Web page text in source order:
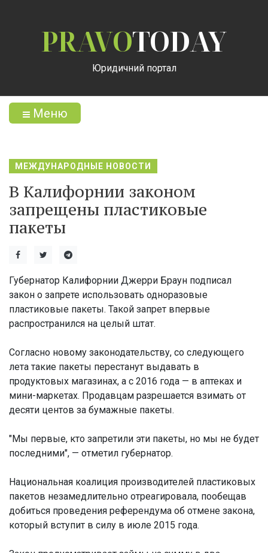
PRAVOTODAY
Юридичний портал
Меню
МЕЖДУНАРОДНЫЕ НОВОСТИ
В Калифорнии законом
запрещены пластиковые
пакеты
Губернатор Калифорнии Джерри Браун подписал
закон о запрете использовать одноразовые
пластиковые пакеты. Такой запрет впервые
распространился на целый штат.
Согласно новому законодательству, со следующего
лета такие пакеты перестанут выдавать в
продуктовых магазинах, а с 2016 года — в аптеках и
мини-маркетах. Продавцам разрешается взимать от
десяти центов за бумажные пакеты.
"Мы первые, кто запретили эти пакеты, но мы не будет
последними", — отметил губернатор.
Национальная коалиция производителей пластиковых
пакетов незамедлительно отреагировала, пообещав
добиться проведения референдума об отмене закона,
который вступит в силу в июле 2015 года.